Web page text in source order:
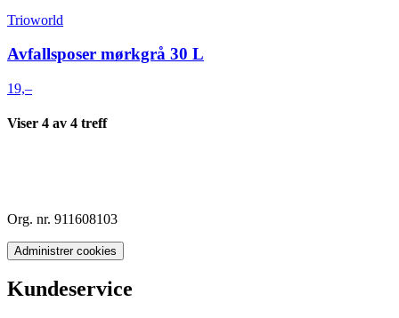
Trioworld
Avfallsposer mørkgrå 30 L
19,–
Viser 4 av 4 treff
Org. nr. 911608103
Administrer cookies
Kundeservice